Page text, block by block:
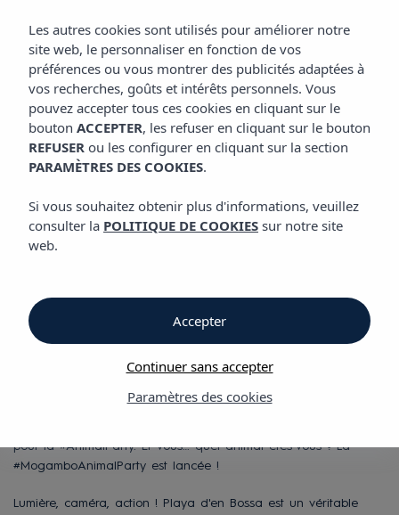
APPART'HÔTEL VIBRA MOGAMBO
Appart'hôtel Vibra Mogambo
Appart'hôtel Vibra
Mogambo
à Playa d’en Bossa,
Ibiza
Vous êtes à Ibiza pour vous amuser et révéler votre côté le plus
vous franchissez les portes de l'Aparthotel Vibra Mogambo. La
pour la #AnimalParty. Et vous… quel animal êtes-vous ? La
#MogamboAnimalParty est lancée !
Lumière, caméra, action ! Playa d'en Bossa est un véritable
Les autres cookies sont utilisés pour améliorer notre
site web, le personnaliser en fonction de vos
préférences ou vous montrer des publicités adaptées à
vos recherches, goûts et intérêts personnels. Vous
pouvez accepter tous ces cookies en cliquant sur le
bouton ACCEPTER, les refuser en cliquant sur le bouton
REFUSER ou les configurer en cliquant sur la section
PARAMÈTRES DES COOKIES.
Si vous souhaitez obtenir plus d'informations, veuillez
consulter la POLITIQUE DE COOKIES sur notre site
web.
Paramètres des cookies
Continuer sans accepter
Accepter